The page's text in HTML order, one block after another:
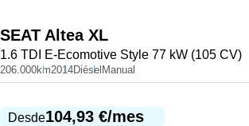
SEAT Altea XL
1.6 TDI E-Ecomotive Style 77 kW (105 CV)
206.000km2014Diésel Manual
Desde104,93 €/mes